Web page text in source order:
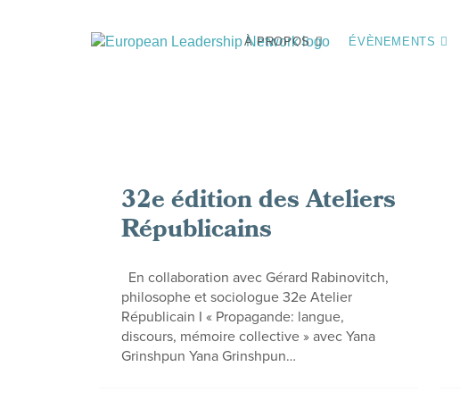
À PROPOS ÉVÈNEMENTS
32e édition des Ateliers
Républicains
En collaboration avec Gérard Rabinovitch,
philosophe et sociologue 32e Atelier
Républicain I « Propagande: langue,
discours, mémoire collective » avec Yana
Grinshpun Yana Grinshpun…